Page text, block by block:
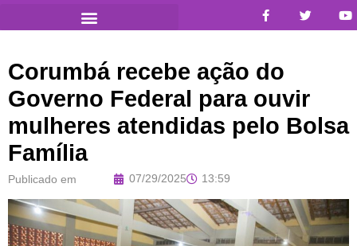
Corumbá recebe ação do
Governo Federal para ouvir
mulheres atendidas pelo Bolsa
Família
Publicado em 07/29/2025 13:59